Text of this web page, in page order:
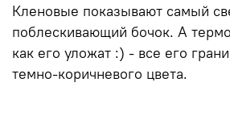
Кленовые показывают самый
поблескивающий бочок. А
как его уложат :) - все его
темно-коричневого цвета.